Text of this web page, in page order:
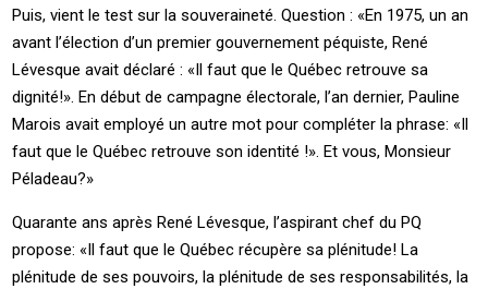
Puis, vient le test sur la souveraineté. Question : «En 1975, un an
avant l’élection d’un premier gouvernement péquiste, René
Lévesque avait déclaré : «Il faut que le Québec retrouve sa
dignité!». En début de campagne électorale, l’an dernier, Pauline
Marois avait employé un autre mot pour compléter la phrase: «Il
faut que le Québec retrouve son identité !». Et vous, Monsieur
Péladeau?»
Quarante ans après René Lévesque, l’aspirant chef du PQ
propose: «Il faut que le Québec récupère sa plénitude! La
plénitude de ses pouvoirs, la plénitude de ses responsabilités, la